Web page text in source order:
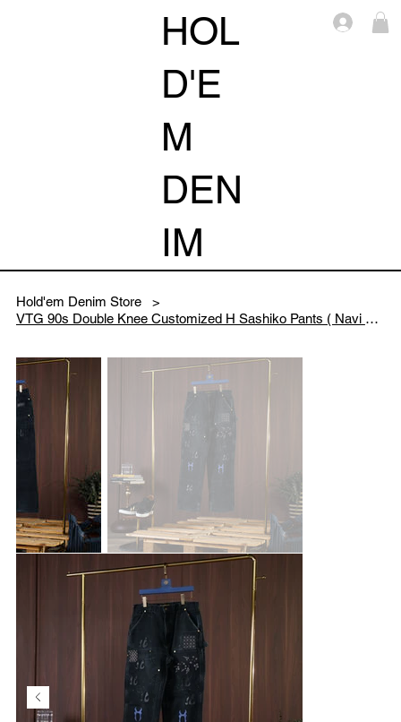
HOL
D'E
M
DEN
IM
Log
Hold'em Denim Store
>
VTG 90s Double Knee Customized H Sashiko Pants ( Navi No.7/32)